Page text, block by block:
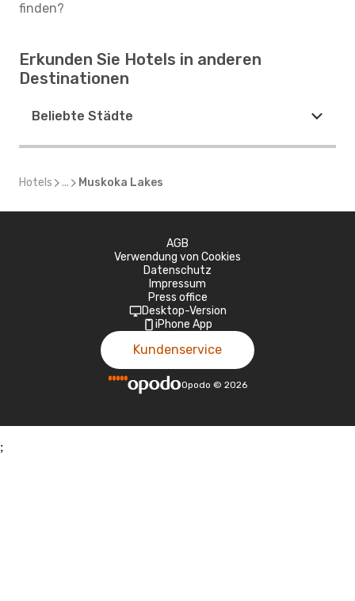
finden?
Erkunden Sie Hotels in anderen
Destinationen
Beliebte Städte
Hotels ... Muskoka Lakes
AGB
Verwendung von Cookies
Datenschutz
Impressum
Press office
Desktop-Version
iPhone App
Kundenservice
Opodo © 2026
;